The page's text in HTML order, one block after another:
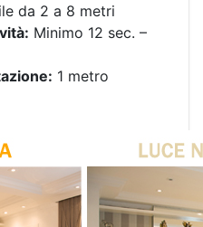
da 2 a 8 metri
Minimo 12 sec. –
1 metro